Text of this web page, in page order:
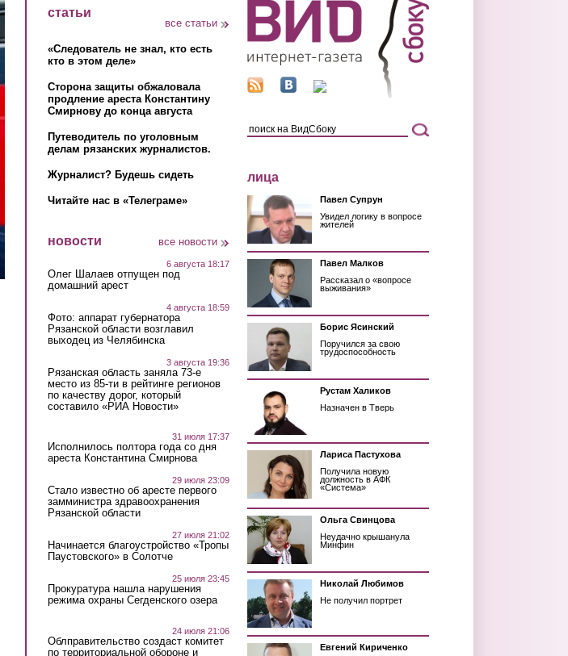
статьи
все статьи
«Следователь не знал, кто есть
кто в этом деле»
Сторона защиты обжаловала
продление ареста Константину
Смирнову до конца августа
Путеводитель по уголовным
делам рязанских журналистов.
Журналист? Будешь сидеть
Читайте нас в «Телеграме»
новости все новости
6 августа 18:17
Олег Шалаев отпущен под
домашний арест
4 августа 18:59
Фото: аппарат губернатора
Рязанской области возглавил
выходец из Челябинска
3 августа 19:36
Рязанская область заняла 73-е
место из 85-ти в рейтинге регионов
по качеству дорог, который
составило «РИА Новости»
31 июля 17:37
Исполнилось полтора года со дня
ареста Константина Смирнова
29 июля 23:09
Стало известно об аресте первого
замминистра здравоохранения
Рязанской области
27 июля 21:02
Начинается благоустройство «Тропы
Паустовского» в Солотче
25 июля 23:45
Прокуратура нашла нарушения
режима охраны Сегденского озера
24 июля 21:06
Облправительство создаст комитет
по территориальной обороне и
лица
Павел Супрун
Увидел логику в вопросе
жителей
Павел Малков
Рассказал о «вопросе
выживания»
Борис Ясинский
Поручился за свою
трудоспособность
Рустам Халиков
Назначен в Тверь
Лариса Пастухова
Получила новую
должность в АФК
«Система»
Ольга Свинцова
Неудачно крышанула
Минфин
Николай Любимов
Не получил портрет
Евгений Кириченко